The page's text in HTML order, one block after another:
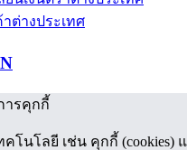
ต่างประเทศ
ารคุกกี้
โนโลยี เช่น คุกกี้ (cookies)